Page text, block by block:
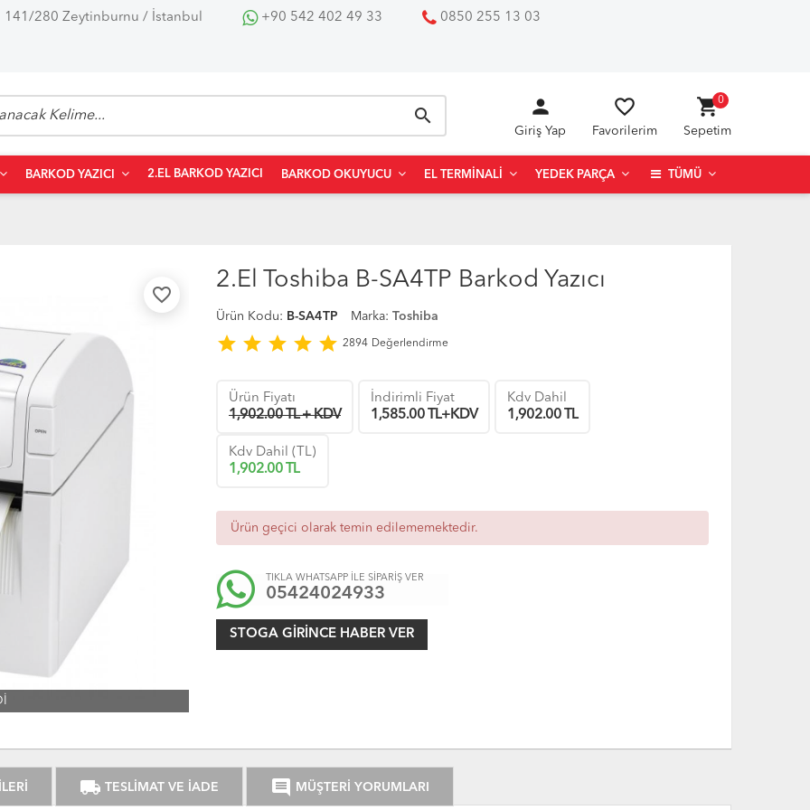
141/280 Zeytinburnu / İstanbul +90 542 402 49 33 0850 255 13 03
search person
Giriş Yap
favorite_border
Favorilerim
shopping_cart
Sepetim
0
BARKOD YAZICI 2.EL BARKOD YAZICI BARKOD OKUYUCU EL TERMINALI YEDEK PARÇA TÜMÜ
favorite_border
2.El Toshiba B-SA4TP Barkod Yazıcı
Ürün Kodu: B-SA4TP Marka: Toshiba
star star star star star 2894 Değerlendirme
Ürün Fiyatı
1,902.00 TL + KDV
İndirimli Fiyat
1,585.00 TL+KDV
Kdv Dahil
1,902.00 TL
Kdv Dahil (TL)
1,902.00 TL
Ürün geçici olarak temin edilememektedir.
TIKLA WHATSAPP İLE SİPARİŞ VER
05424024933
STOGA GIRINCE HABER VER
local_shipping TESLİMAT VE İADE comment MÜŞTERİ YORUMLARI